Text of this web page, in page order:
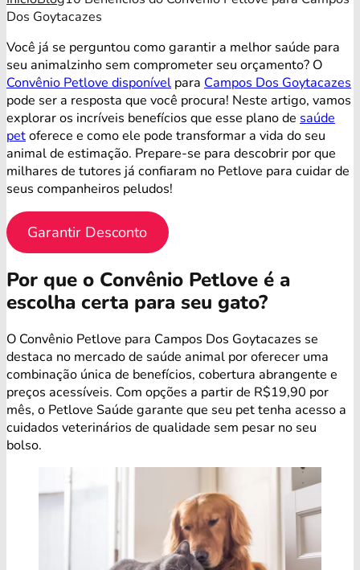
Dos Goytacazes
Você já se perguntou como garantir a melhor saúde para
seu animalzinho sem comprometer seu orçamento? O
Convênio Petlove disponível para Campos Dos Goytacazes
pode ser a resposta que você procura! Neste artigo, vamos
explorar os incríveis benefícios que esse plano de saúde
petoferece e como ele pode transformar a vida do seu
animal de estimação. Prepare-se para descobrir por que
milhares de tutores já confiaram no Petlove para cuidar de
seus companheiros peludos!
Garantir Desconto
Por que o Convênio Petlove é a
escolha certa para seu gato?
O Convênio Petlove para Campos Dos Goytacazes se
destaca no mercado de saúde animal por oferecer uma
combinação única de benefícios, cobertura abrangente e
preços acessíveis. Com opções a partir de R$19,90 por
mês, o Petlove Saúde garante que seu pet tenha acesso a
cuidados veterinários de qualidade sem pesar no seu
bolso.